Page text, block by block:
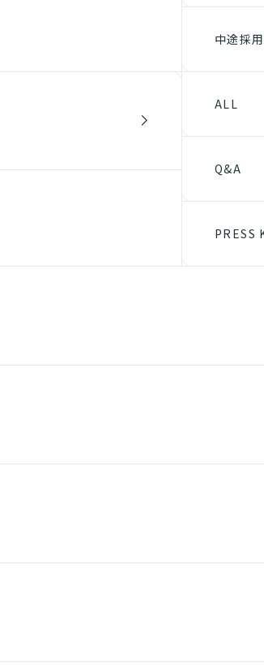
中途採用
ALL
Q&A
PRESS